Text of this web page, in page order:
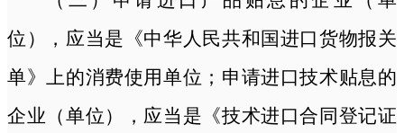
位），应当是《中华人民共和国进口货物报关
单》上的消费使用单位；申请进口技术贴息的
企业（单位），应当是《技术进口合同登记证